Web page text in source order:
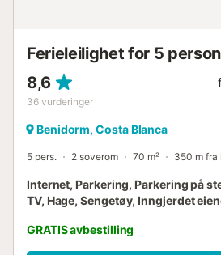
Ferieleilighet for 5
8,6
36 vurderinger
Benidorm, Costa Blanca
5 pers. 2 soverom 70 m² 350 m fra
Internet, Parkering, Parkering på
TV, Hage, Sengetøy, Inngjerdet
GRATIS avbestilling